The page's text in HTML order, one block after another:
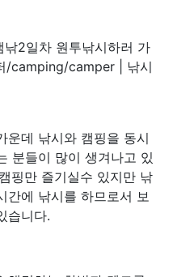
2일차 원투낚시하러 가
/camping/camper | 낚시
운데 낚시와 캠핑을 동시
분들이 많이 생겨나고 있
핑만 즐기실수 있지만 낚
간에 낚시를 하므로서 보
습니다.